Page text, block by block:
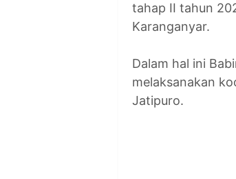
tahap II tahun
Karanganyar.
Dalam hal ini
melaksanakan
Jatipuro.